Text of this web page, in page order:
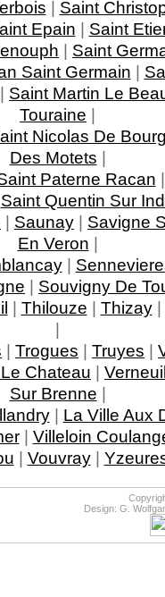
| Saint
Epain | Saint
| Saint
Saint Germain |
| Saint Martin Le
Touraine |
Nicolas De
Des Motets |
Paterne Racan
Saint Quentin Sur
| Saunay | Savigne
En Veron |
|
| Souvigny De
| Thilouze | Thizay|
|
| Trogues | Truyes |
Chateau |
Sur Brenne |
| La Ville Aux
| Villeloin
| Vouvray|
Design: G.